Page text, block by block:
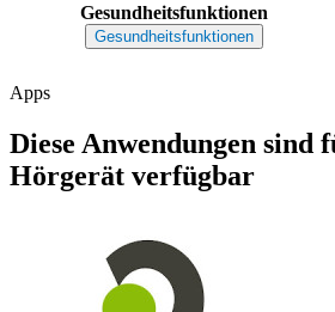
Gesundheitsfunktionen
Gesundheitsfunktionen
Apps
Diese Anwendungen sind
Hörgerät verfügbar